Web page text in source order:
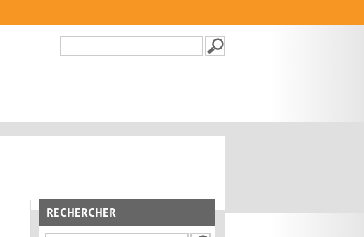
FORMULAIRE DE
RECHERCHER